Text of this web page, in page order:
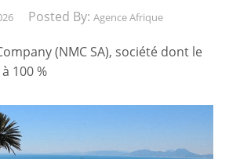
Posted By: Agence Afrique
(NMC SA), société dont le
100 %